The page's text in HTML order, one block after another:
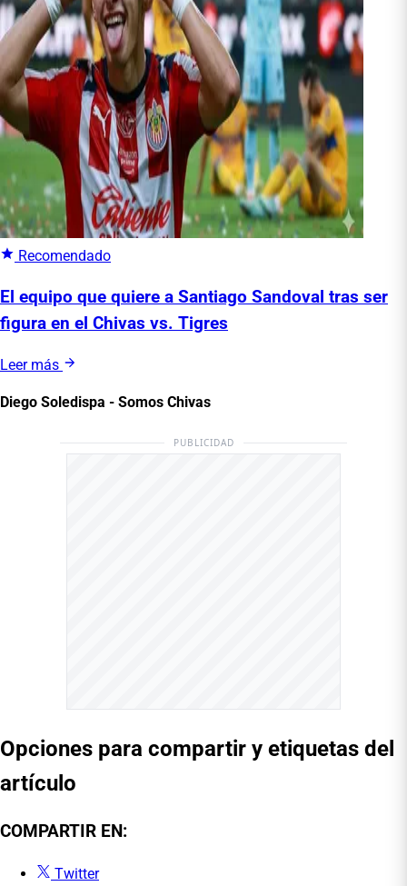
Recomendado
El equipo que quiere a Santiago Sandoval tras ser
figura en el Chivas vs. Tigres
Leer más
Diego Soledispa - Somos Chivas
PUBLICIDAD
Opciones para compartir y etiquetas del
artículo
COMPARTIR EN:
Twitter